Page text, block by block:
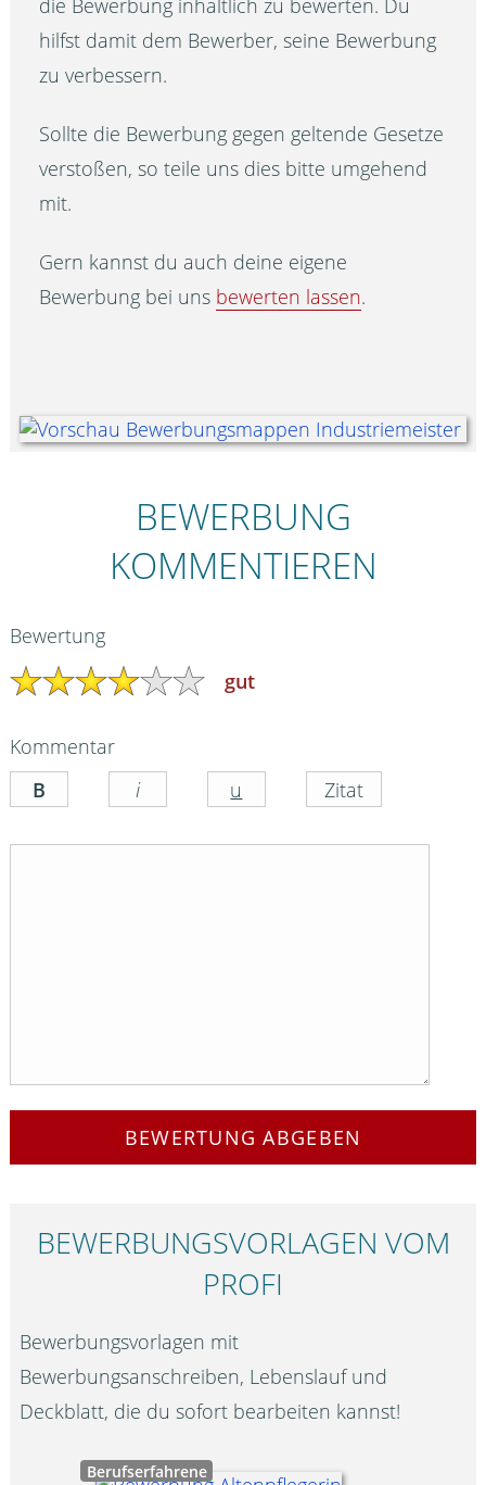
die Bewerbung inhaltlich zu bewerten. Du
hilfst damit dem Bewerber, seine Bewerbung
zu verbessern.
Sollte die Bewerbung gegen geltende Gesetze
verstoßen, so teile uns dies bitte umgehend
mit.
Gern kannst du auch deine eigene
Bewerbung bei uns bewerten lassen.
BEWERBUNG
KOMMENTIEREN
Bewertung
gut
Kommentar
BEWERTUNG ABGEBEN
BEWERBUNGS­VORLAGEN VOM
PROFI
Bewerbungsvorlagen mit
Bewerbungsanschreiben, Lebenslauf und
Deckblatt, die du sofort bearbeiten kannst!
Berufserfahrene